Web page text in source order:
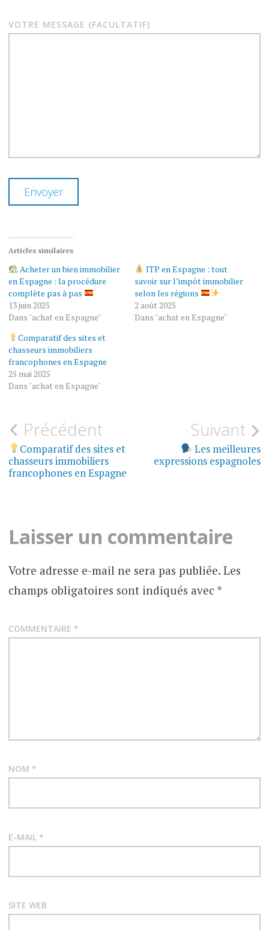
VOTRE MESSAGE (FACULTATIF)
Articles similaires
Acheter un bien immobilier
en Espagne : la procédure
complète pas à pas
13 juin 2025
Dans "achat en Espagne"
ITP en Espagne : tout
savoir sur l’impôt immobilier
selon les régions
2 août 2025
Dans "achat en Espagne"
Comparatif des sites et
chasseurs immobiliers
francophones en Espagne
25 mai 2025
Dans "achat en Espagne"
ACHAT
ESPAGNE
ACHETER
IMMOBILIER
IMMOBILIER
IMMOBILIER
PIEGES
IMMOBILIER
Navigation
de
l’article
Précédent
Comparatif des sites et
chasseurs immobiliers
francophones en Espagne
Suivant
Les meilleures
expressions espagnoles
Laisser un commentaire
Votre adresse e-mail ne sera pas publiée. Les
champs obligatoires sont indiqués avec *
COMMENTAIRE *
NOM *
E-MAIL *
SITE WEB